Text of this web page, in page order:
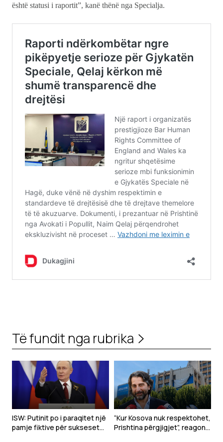
është statusi i raportit”, kanë thënë nga Specialja.
Të fundit nga rubrika
ISW: Putinit po i paraqitet një
pamje fiktive për sukseset
“Kur Kosova nuk respektohet,
Prishtina përgjigjet”, reagon